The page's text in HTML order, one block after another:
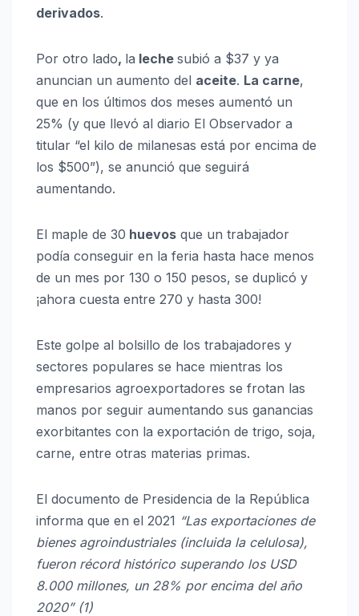
derivados.
Por otro lado, la leche subió a $37 y ya
anuncian un aumento del aceite. La carne,
que en los últimos dos meses aumentó un
25% (y que llevó al diario El Observador a
titular “el kilo de milanesas está por encima de
los $500”), se anunció que seguirá
aumentando.
El maple de 30 huevos que un trabajador
podía conseguir en la feria hasta hace menos
de un mes por 130 o 150 pesos, se duplicó y
¡ahora cuesta entre 270 y hasta 300!
Este golpe al bolsillo de los trabajadores y
sectores populares se hace mientras los
empresarios agroexportadores se frotan las
manos por seguir aumentando sus ganancias
exorbitantes con la exportación de trigo, soja,
carne, entre otras materias primas.
El documento de Presidencia de la República
informa que en el 2021 “Las exportaciones de
bienes agroindustriales (incluida la celulosa),
fueron récord histórico superando los USD
8.000 millones, un 28% por encima del año
2020” (1)